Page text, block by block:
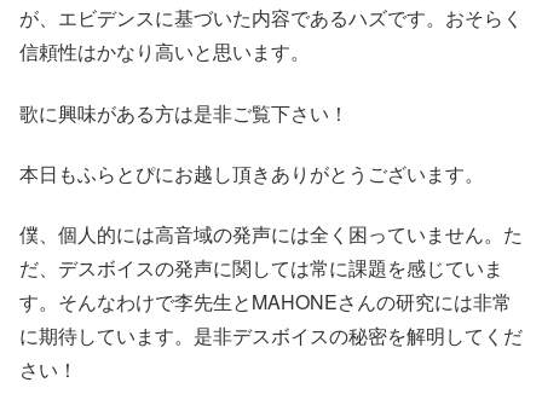
が、エビデンスに基づいた内容であるハズです。おそらく
信頼性はかなり高いと思います。
歌に興味がある方は是非ご覧下さい！
本日もふらとぴにお越し頂きありがとうございます。
僕、個人的には高音域の発声には全く困っていません。た
だ、デスボイスの発声に関しては常に課題を感じていま
す。そんなわけで李先生とMAHONEさんの研究には非常
に期待しています。是非デスボイスの秘密を解明してくだ
さい！